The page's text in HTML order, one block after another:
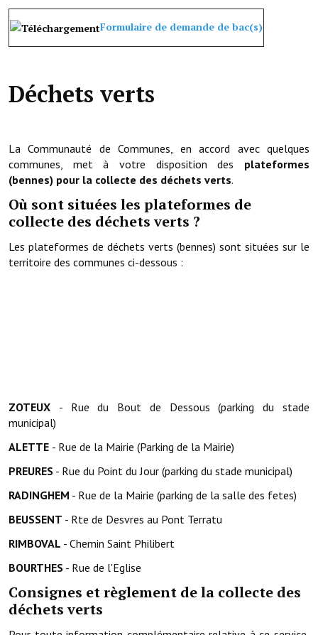
Le club de l'amitié
L'association Avotra-France
L'association des anciens combattants
Village sportif
L'US Crequy Fressin
Le calendrier annuel
Liste et coordonnées des associations
Fressin, ville d'histoire
L'église
Les panneaux du patrimoine
Le château
Georges Bernanos
Formulaire de demande de bac(s)
Déchets verts
La Communauté de Communes, en accord avec quelques
communes, met à votre disposition des plateformes
(bennes) pour la collecte des déchets verts.
Où sont situées les plateformes de
collecte des déchets verts ?
Les plateformes de déchets verts (bennes) sont situées sur le
territoire des communes ci-dessous :
ZOTEUX - Rue du Bout de Dessous (parking du stade
municipal)
ALETTE - Rue de la Mairie (Parking de la Mairie)
PREURES - Rue du Point du Jour (parking du stade municipal)
RADINGHEM - Rue de la Mairie (parking de la salle des fetes)
BEUSSENT - Rte de Desvres au Pont Terratu
RIMBOVAL - Chemin Saint Philibert
BOURTHES - Rue de l'Eglise
Consignes et règlement de la collecte des
déchets verts